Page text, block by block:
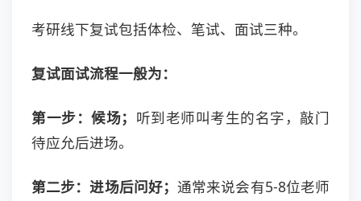
考研线下复试包括体检、笔试、面试三种。
复试面试流程一般为：
第一步：候场； 听到老师叫考生的名字，敲门
待应允后进场。
第二步：进场后问好； 通常来说会有5-8位老师